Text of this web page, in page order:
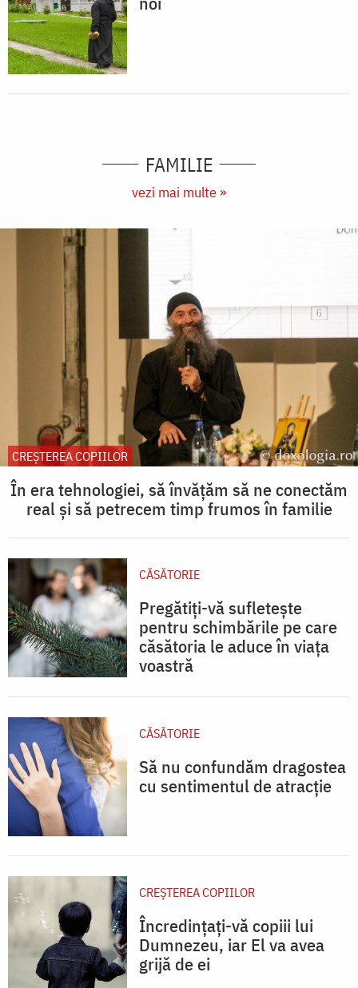
FAMILIE
vezi mai multe »
CREŞTEREA COPIILOR
În era tehnologiei, să învățăm să ne conectăm
real și să petrecem timp frumos în familie
CĂSĂTORIE
Pregătiți-vă sufletește
pentru schimbările pe care
căsătoria le aduce în viața
voastră
CĂSĂTORIE
Să nu confundăm dragostea
cu sentimentul de atracție
CREŞTEREA COPIILOR
Încredințați-vă copiii lui
Dumnezeu, iar El va avea
grijă de ei